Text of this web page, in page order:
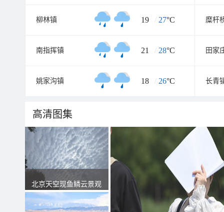
柳林镇 19 / 27°C 糜杆
南指挥镇 21 / 28°C 田家
姚家沟镇 18 / 26°C 长青
高清图集
北京天空现鱼鳞云景观